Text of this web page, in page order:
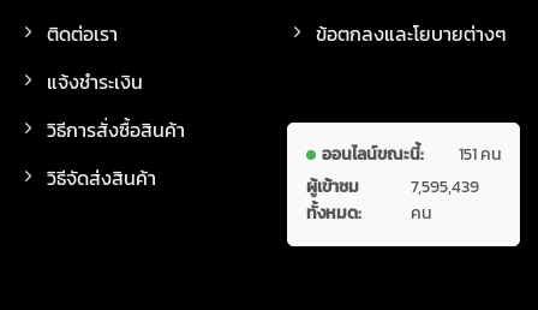
ติดต่อเรา
แจ้งชำระเงิน
วิธีการสั่งซื้อสินค้า
วิธีจัดส่งสินค้า
ข้อตกลงและโยบายต่างๆ
ออนไลน์ขณะนี้:
151 คน
ผู้เข้าชม
ทั้งหมด:
7,595,439
คน